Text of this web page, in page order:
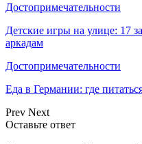
Достопримечательности
Детские игры на улице: 17
аркадам
Достопримечательности
Еда в Германии: где
Prev Next
Оставьте ответ